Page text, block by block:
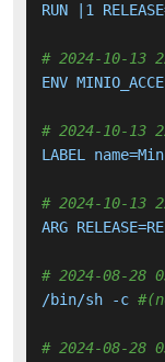
RUN |1
# 2024-10-13
ENV
# 2024-10-13
LABEL
# 2024-10-13
ARG
# 2024-08-28
/bin/sh -c
# 2024-08-28